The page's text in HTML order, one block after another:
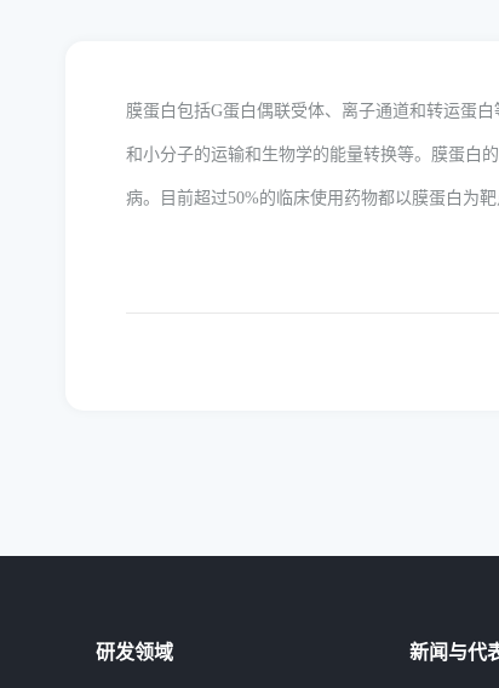
膜蛋白包括G蛋白偶联受体、离子通道和转运蛋
和小分子的运输和生物学的能量转换等。膜蛋白
病。目前超过50%的临床使用药物都以膜蛋白为靶
研发领域 新闻与代